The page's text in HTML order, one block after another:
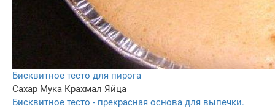
Бисквитное тесто для пирога
Сахар Мука Крахмал Яйца
Бисквитное тесто - прекрасная основа для выпечки.